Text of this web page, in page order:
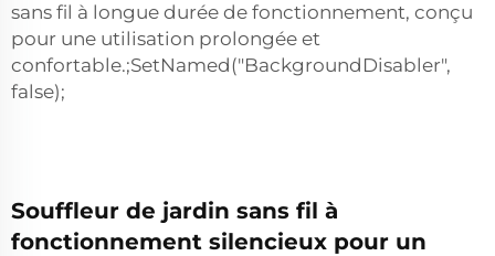
sans fil à longue durée de fonctionnement, conçu
pour une utilisation prolongée et
confortable.;SetNamed("BackgroundDisabler",
false);
Souffleur de jardin sans fil à
fonctionnement silencieux pour un